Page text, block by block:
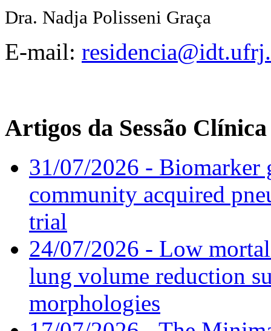
Dra. Nadja Polisseni Graça
E-mail:
Artigos da Sessão Clínica
31/07/2026 - Biomarker
community acquired
trial
24/07/2026 - Low
lung volume reduction
morphologies